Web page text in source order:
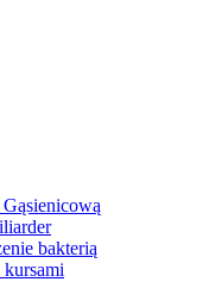
bakterią